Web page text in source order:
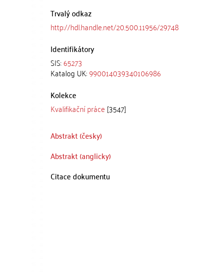
Trvalý odkaz
http://hdl.handle.net/20.500.11956/29748
Identifikátory
SIS:65273
Katalog UK:990014039340106986
Kolekce
Kvalifikační práce [3547]
Abstrakt (česky)
Abstrakt (anglicky)
Citace dokumentu